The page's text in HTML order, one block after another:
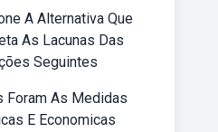
A Alternativa Que
As Lacunas Das
Seguintes
Foram As Medidas
E Economicas